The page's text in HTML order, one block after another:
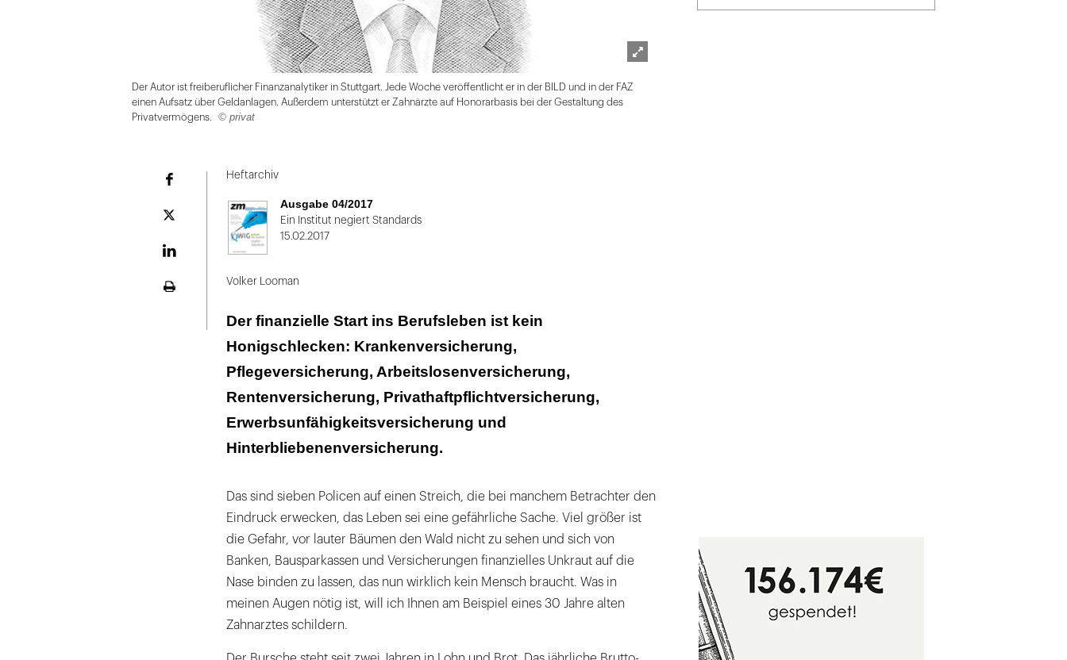
öffnen
Der Autor ist freiberuflicher Finanzanalytiker in Stuttgart. Jede Woche veröffentlicht er in der BILD und in der FAZ
einen Aufsatz über Geldanlagen. Außerdem unterstützt er Zahnärzte auf Honorarbasis bei der Gestaltung des
Privatvermögens.
© privat
Autor
Finanzanalytiker
Plattform
Heftarchiv
Ausgabe 04/2017
Ein Institut negiert Standards
15.02.2017
Volker Looman
Der finanzielle Start ins Berufsleben ist kein
Honigschlecken: Krankenversicherung,
Pflegeversicherung, Arbeitslosenversicherung,
Rentenversicherung, Privathaftpflichtversicherung,
Erwerbsunfähigkeitsversicherung und
Hinterbliebenenversicherung.
Das sind sieben Policen auf einen Streich, die bei manchem Betrachter den
Eindruck erwecken, das Leben sei eine gefährliche Sache. Viel größer ist
die Gefahr, vor lauter Bäumen den Wald nicht zu sehen und sich von
Banken, Bausparkassen und Versicherungen finanzielles Unkraut auf die
Nase binden zu lassen, das nun wirklich kein Mensch braucht. Was in
meinen Augen nötig ist, will ich Ihnen am Beispiel eines 30 Jahre alten
Zahnarztes schildern.